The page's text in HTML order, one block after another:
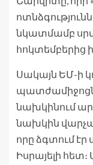
նկատմամբ
հոկտեմբերից ի
Սակայն ԵՄ-ի
նախկինում
նախկին
որը ձգտում
Իսրայելի